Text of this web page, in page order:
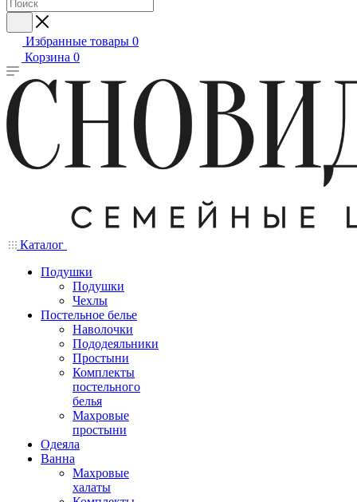
Избранные товары 0
Корзина 0
Каталог
Подушки
Подушки
Чехлы
Постельное белье
Наволочки
Пододеяльники
Простыни
Комплекты
постельного
белья
Махровые
простыни
Одеяла
Ванна
Махровые
халаты